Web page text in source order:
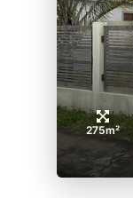
275m²